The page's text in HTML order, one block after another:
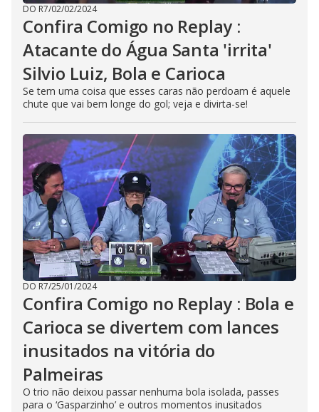
DO R7/02/02/2024
Confira Comigo no Replay :
Atacante do Água Santa 'irrita'
Silvio Luiz, Bola e Carioca
Se tem uma coisa que esses caras não perdoam é aquele
chute que vai bem longe do gol; veja e divirta-se!
DO R7/25/01/2024
Confira Comigo no Replay : Bola e
Carioca se divertem com lances
inusitados na vitória do
Palmeiras
O trio não deixou passar nenhuma bola isolada, passes
para o ‘Gasparzinho’ e outros momentos inusitados